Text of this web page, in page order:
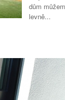
dům
levně...